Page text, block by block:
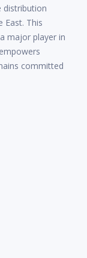
distribution
East. This
major player in
committed